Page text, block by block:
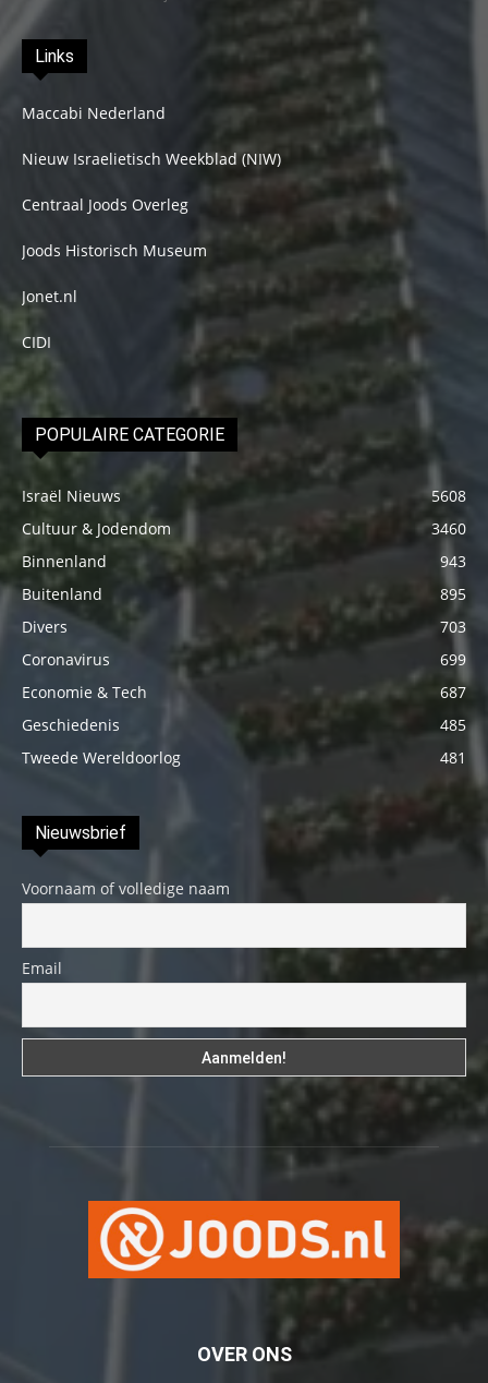
Links
Maccabi Nederland
Nieuw Israelietisch Weekblad (NIW)
Centraal Joods Overleg
Joods Historisch Museum
Jonet.nl
CIDI
POPULAIRE CATEGORIE
Israël Nieuws
5608
Cultuur & Jodendom
3460
Binnenland
943
Buitenland
895
Divers
703
Coronavirus
699
Economie & Tech
687
Geschiedenis
485
Tweede Wereldoorlog
481
Nieuwsbrief
Voornaam of volledige naam
Email
OVER ONS